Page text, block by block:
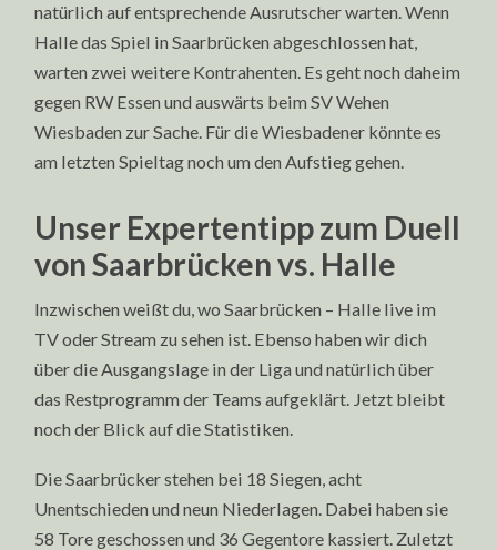
natürlich auf entsprechende Ausrutscher warten. Wenn
Halle das Spiel in Saarbrücken abgeschlossen hat,
warten zwei weitere Kontrahenten. Es geht noch daheim
gegen RW Essen und auswärts beim SV Wehen
Wiesbaden zur Sache. Für die Wiesbadener könnte es
am letzten Spieltag noch um den Aufstieg gehen.
Unser Expertentipp zum Duell
von Saarbrücken vs. Halle
Inzwischen weißt du, wo Saarbrücken – Halle live im
TV oder Stream zu sehen ist. Ebenso haben wir dich
über die Ausgangslage in der Liga und natürlich über
das Restprogramm der Teams aufgeklärt. Jetzt bleibt
noch der Blick auf die Statistiken.
Die Saarbrücker stehen bei 18 Siegen, acht
Unentschieden und neun Niederlagen. Dabei haben sie
58 Tore geschossen und 36 Gegentore kassiert. Zuletzt